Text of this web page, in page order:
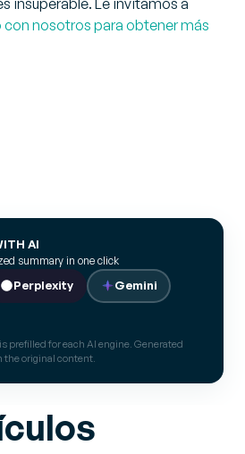
nosotros para obtener más
AI
summary in one click
Perplexity Gemini
prefilled for each AI engine. Generated
the original content.